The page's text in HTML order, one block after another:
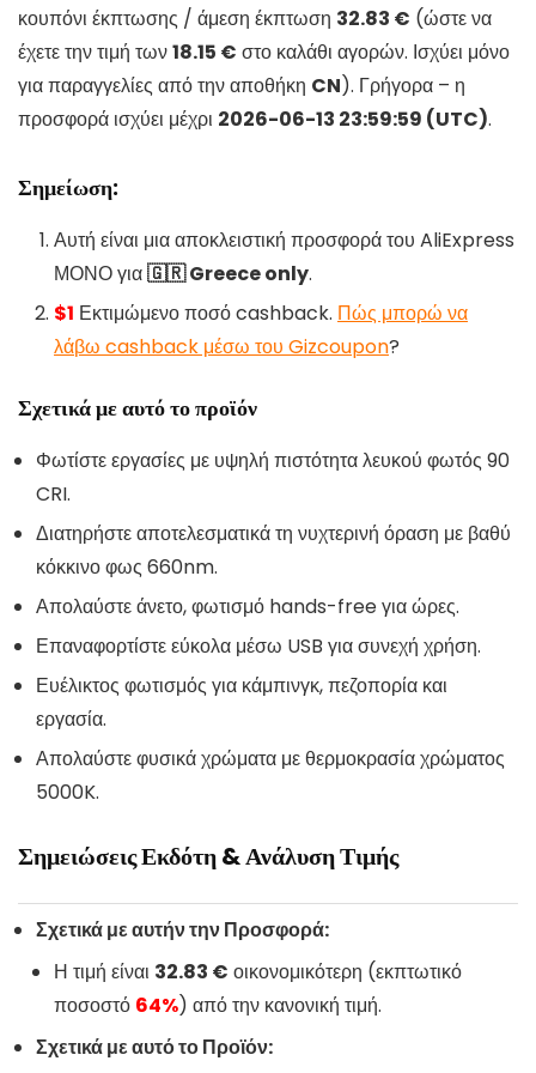
κουπόνι έκπτωσης / άμεση έκπτωση 32.83 € (ώστε να
έχετε την τιμή των18.15 € στο καλάθι αγορών. Ισχύει μόνο
για παραγγελίες από την αποθήκη CN). Γρήγορα – η
προσφορά ισχύει μέχρι 2026-06-13 23:59:59 (UTC).
Σημείωση:
Αυτή είναι μια αποκλειστική προσφορά του AliExpress
ΜΟΝΟ για🇬🇷 Greece only.
$1 Εκτιμώμενο ποσό cashback. Πώς μπορώ να
λάβω cashback μέσω του Gizcoupon?
Σχετικά με αυτό το προϊόν
Φωτίστε εργασίες με υψηλή πιστότητα λευκού φωτός 90
CRI.
Διατηρήστε αποτελεσματικά τη νυχτερινή όραση με βαθύ
κόκκινο φως 660nm.
Απολαύστε άνετο, φωτισμό hands-free για ώρες.
Επαναφορτίστε εύκολα μέσω USB για συνεχή χρήση.
Ευέλικτος φωτισμός για κάμπινγκ, πεζοπορία και
εργασία.
Απολαύστε φυσικά χρώματα με θερμοκρασία χρώματος
5000K.
Σημειώσεις Εκδότη & Ανάλυση Τιμής
Σχετικά με αυτήν την Προσφορά:
Η τιμή είναι 32.83 € οικονομικότερη (εκπτωτικό
ποσοστό 64%) από την κανονική τιμή.
Σχετικά με αυτό το Προϊόν: